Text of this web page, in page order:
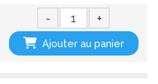
- +
Ajouter au panier